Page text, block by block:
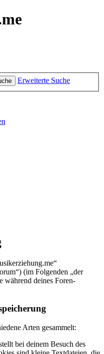
Erweiterte Suche
(im Folgenden „der
während deines Foren-
Arten gesammelt:
bei deinem Besuch des